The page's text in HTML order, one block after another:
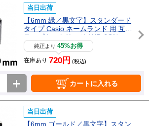
当日出荷
【6mm 緑／黒文字】スタンダード
タイプ Casio ネームランド 用 互換
テープカートリッジ / XR-6GN
純正より45%お得
在庫あり 720円 (税込)
カートに入れる
当日出荷
【6mm ゴールド／黒文字】スタン